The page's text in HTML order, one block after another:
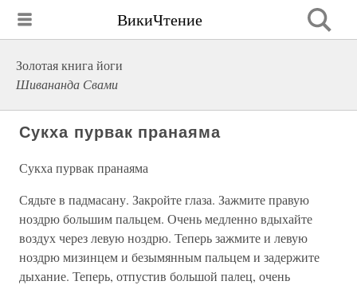
ВикиЧтение
Золотая книга йоги
Шивананда Свами
Сукха пурвак пранаяма
Сукха пурвак пранаяма
Сядьте в падмасану. Закройте глаза. Зажмите правую
ноздрю большим пальцем. Очень медленно вдыхайте
воздух через левую ноздрю. Теперь зажмите и левую
ноздрю мизинцем и безымянным пальцем и задержите
дыхание. Теперь, отпустив большой палец, очень